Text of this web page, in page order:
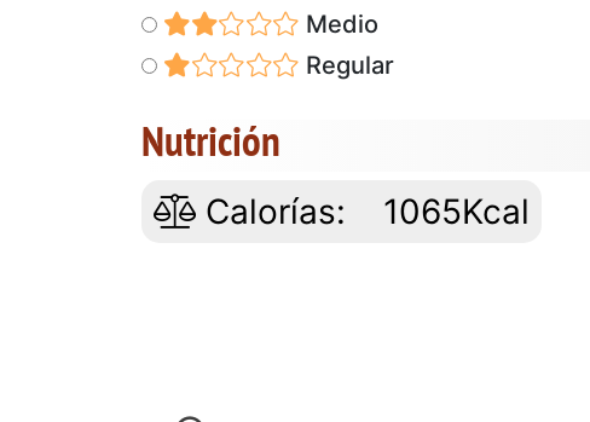
Medio
Regular
Nutrición
Calorías: 1065Kcal